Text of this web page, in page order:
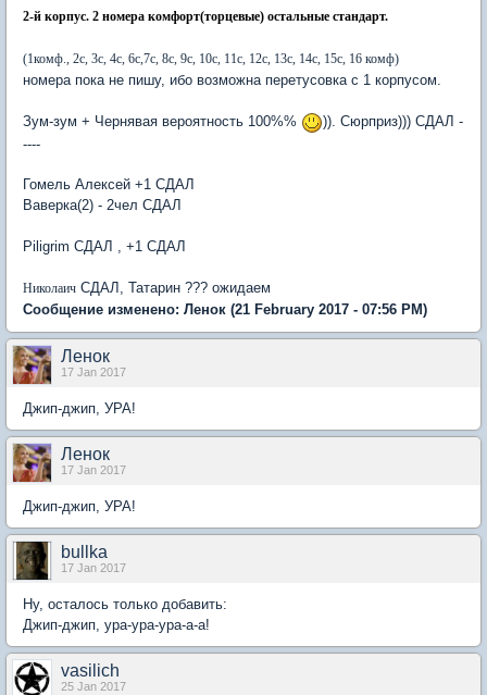
2-й корпус. 2 номера комфорт(торцевые) остальные стандарт.
(1комф., 2с, 3с, 4с, 6с,7с, 8с, 9с, 10с, 11с, 12с, 13с, 14с, 15с, 16 комф)
номера пока не пишу, ибо возможна перетусовка с 1 корпусом.
Зум-зум + Чернявая вероятность 100%%
)). Сюрприз))) СДАЛ -
----
Гомель Алексей +1 СДАЛ
Ваверка(2) - 2чел CДАЛ
Piligrim СДАЛ , +1 СДАЛ
Николаич СДАЛ, Татарин ??? ожидаем
Сообщение изменено: Ленок (21 February 2017 - 07:56 PM)
Ленок
17 Jan 2017
Джип-джип, УРА!
Ленок
17 Jan 2017
Джип-джип, УРА!
bullka
17 Jan 2017
Ну, осталось только добавить:
Джип-джип, ура-ура-ура-а-а!
vasilich
25 Jan 2017